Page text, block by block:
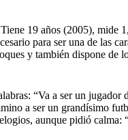
19 años (2005),
para ser una de las
y también dispone de
“Va a ser un jugador
a ser un grandísimo
aunque pidió calma: